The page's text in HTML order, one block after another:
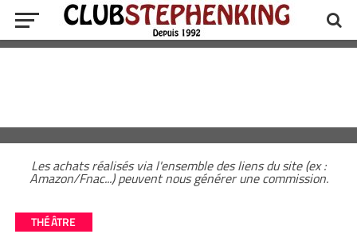
Les achats réalisés via l'ensemble des liens du site (ex :
Amazon/Fnac...) peuvent nous générer une commission.
THÉÂTRE